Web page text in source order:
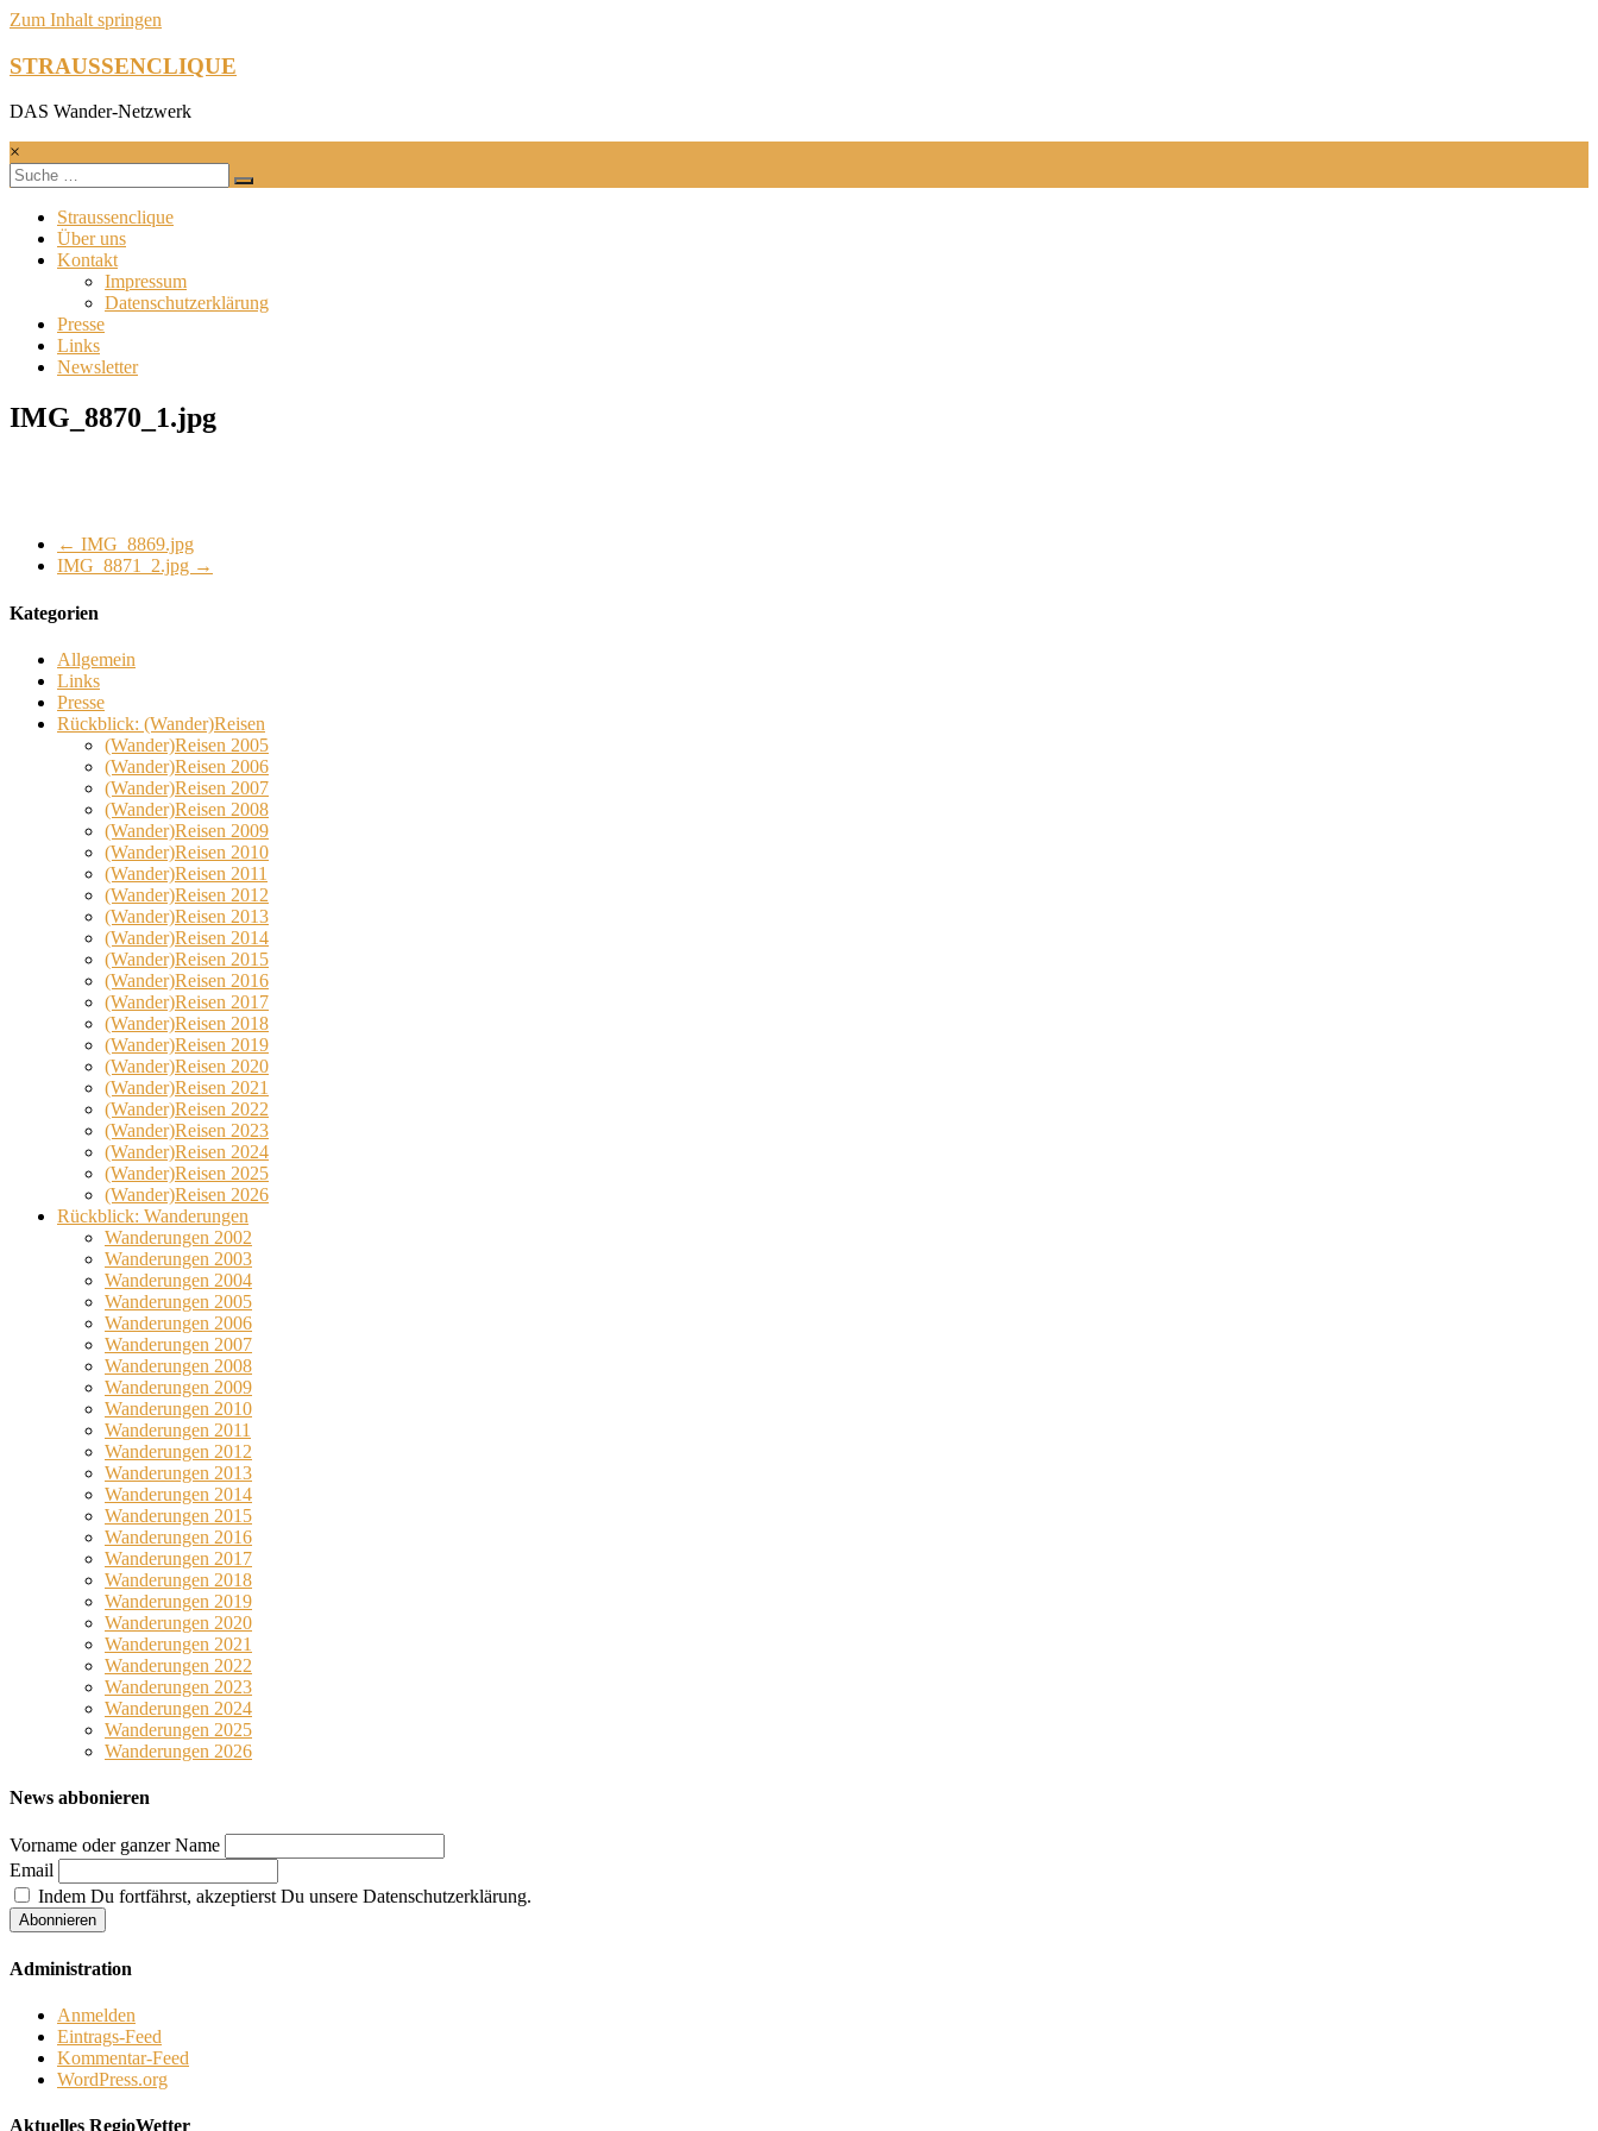
Zum Inhalt springen
STRAUSSENCLIQUE
DAS Wander-Netzwerk
×
Straussenclique
Über uns
Kontakt
Impressum
Datenschutzerklärung
Presse
Links
Newsletter
IMG_8870_1.jpg
← IMG_8869.jpg
IMG_8871_2.jpg →
Kategorien
Allgemein
Links
Presse
Rückblick: (Wander)Reisen
(Wander)Reisen 2005
(Wander)Reisen 2006
(Wander)Reisen 2007
(Wander)Reisen 2008
(Wander)Reisen 2009
(Wander)Reisen 2010
(Wander)Reisen 2011
(Wander)Reisen 2012
(Wander)Reisen 2013
(Wander)Reisen 2014
(Wander)Reisen 2015
(Wander)Reisen 2016
(Wander)Reisen 2017
(Wander)Reisen 2018
(Wander)Reisen 2019
(Wander)Reisen 2020
(Wander)Reisen 2021
(Wander)Reisen 2022
(Wander)Reisen 2023
(Wander)Reisen 2024
(Wander)Reisen 2025
(Wander)Reisen 2026
Rückblick: Wanderungen
Wanderungen 2002
Wanderungen 2003
Wanderungen 2004
Wanderungen 2005
Wanderungen 2006
Wanderungen 2007
Wanderungen 2008
Wanderungen 2009
Wanderungen 2010
Wanderungen 2011
Wanderungen 2012
Wanderungen 2013
Wanderungen 2014
Wanderungen 2015
Wanderungen 2016
Wanderungen 2017
Wanderungen 2018
Wanderungen 2019
Wanderungen 2020
Wanderungen 2021
Wanderungen 2022
Wanderungen 2023
Wanderungen 2024
Wanderungen 2025
Wanderungen 2026
News abbonieren
Vorname oder ganzer Name
Email
Indem Du fortfährst, akzeptierst Du unsere Datenschutzerklärung.
Administration
Anmelden
Eintrags-Feed
Kommentar-Feed
WordPress.org
Aktuelles RegioWetter